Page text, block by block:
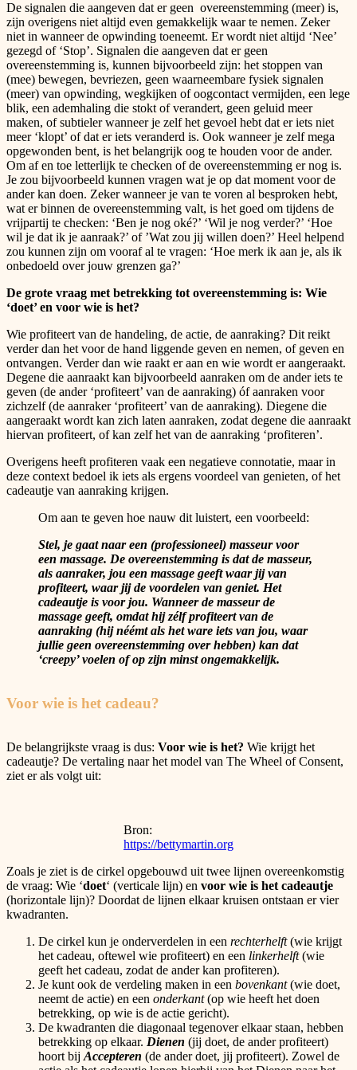
De signalen die aangeven dat er geen overeenstemming (meer) is,
zijn overigens niet altijd even gemakkelijk waar te nemen. Zeker
niet in wanneer de opwinding toeneemt. Er wordt niet altijd ‘Nee’
gezegd of ‘Stop’. Signalen die aangeven dat er geen
overeenstemming is, kunnen bijvoorbeeld zijn: het stoppen van
(mee) bewegen, bevriezen, geen waarneembare fysiek signalen
(meer) van opwinding, wegkijken of oogcontact vermijden, een lege
blik, een ademhaling die stokt of verandert, geen geluid meer
maken, of subtieler wanneer je zelf het gevoel hebt dat er iets niet
meer ‘klopt’ of dat er iets veranderd is. Ook wanneer je zelf mega
opgewonden bent, is het belangrijk oog te houden voor de ander.
Om af en toe letterlijk te checken of de overeenstemming er nog is.
Je zou bijvoorbeeld kunnen vragen wat je op dat moment voor de
ander kan doen. Zeker wanneer je van te voren al besproken hebt,
wat er binnen de overeenstemming valt, is het goed om tijdens de
vrijpartij te checken: ‘Ben je nog oké?’ ‘Wil je nog verder?’ ‘Hoe
wil je dat ik je aanraak?’ of ’Wat zou jij willen doen?’ Heel helpend
zou kunnen zijn om vooraf al te vragen: ‘Hoe merk ik aan je, als ik
onbedoeld over jouw grenzen ga?’
De grote vraag met betrekking tot overeenstemming is: Wie
‘doet’ en voor wie is het?
Wie profiteert van de handeling, de actie, de aanraking? Dit reikt
verder dan het voor de hand liggende geven en nemen, of geven en
ontvangen. Verder dan wie raakt er aan en wie wordt er aangeraakt.
Degene die aanraakt kan bijvoorbeeld aanraken om de ander iets te
geven (de ander ‘profiteert’ van de aanraking) óf aanraken voor
zichzelf (de aanraker ‘profiteert’ van de aanraking). Diegene die
aangeraakt wordt kan zich laten aanraken, zodat degene die aanraakt
hiervan profiteert, of kan zelf het van de aanraking ‘profiteren’.
Overigens heeft profiteren vaak een negatieve connotatie, maar in
deze context bedoel ik iets als ergens voordeel van genieten, of het
cadeautje van aanraking krijgen.
Om aan te geven hoe nauw dit luistert, een voorbeeld:
Stel, je gaat naar een (professioneel) masseur voor
een massage. De overeenstemming is dat de masseur,
als aanraker, jou een massage geeft waar jij van
profiteert, waar jij de voordelen van geniet. Het
cadeautje is voor jou. Wanneer de masseur de
massage geeft, omdat hij zélf profiteert van de
aanraking (hij néémt als het ware iets van jou, waar
jullie geen overeenstemming over hebben) kan dat
‘creepy’ voelen of op zijn minst ongemakkelijk.
Voor wie is het cadeau?
De belangrijkste vraag is dus: Voor wie is het? Wie krijgt het
cadeautje? De vertaling naar het model van The Wheel of Consent,
ziet er als volgt uit:
Bron:
https://bettymartin.org
Zoals je ziet is de cirkel opgebouwd uit twee lijnen overeenkomstig
de vraag: Wie ‘doet‘ (verticale lijn) en voor wie is het cadeautje
(horizontale lijn)? Doordat de lijnen elkaar kruisen ontstaan er vier
kwadranten.
De cirkel kun je onderverdelen in een rechterhelft(wie krijgt
het cadeau, oftewel wie profiteert) en een linkerhelft(wie
geeft het cadeau, zodat de ander kan profiteren).
Je kunt ook de verdeling maken in een bovenkant(wie doet,
neemt de actie) en een onderkant(op wie heeft het doen
betrekking, op wie is de actie gericht).
De kwadranten die diagonaal tegenover elkaar staan, hebben
betrekking op elkaar. Dienen (jij doet, de ander profiteert)
hoort bij Accepteren (de ander doet, jij profiteert). Zowel de